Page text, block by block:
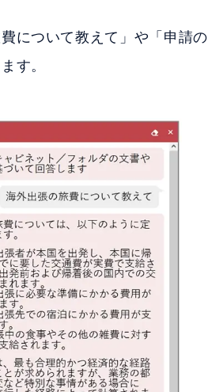
について教えて」や「申請の
す。